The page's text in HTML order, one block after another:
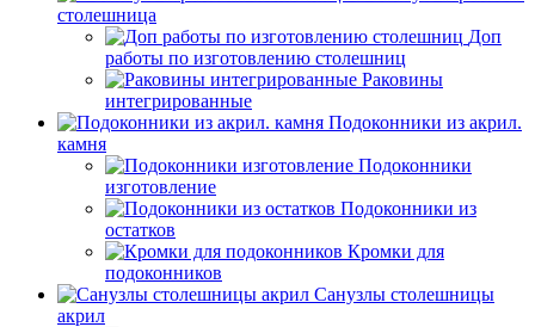
столешница
Доп
работы по изготовлению столешниц
Раковины
интегрированные
Подоконники из акрил.
камня
Подоконники
изготовление
Подоконники из
остатков
Кромки для
подоконников
Санузлы столешницы
акрил